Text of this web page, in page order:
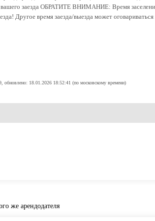
заезда ОБРАТИТЕ ВНИМАНИЕ: Время
Другое время заезда/выезда может
18.01.2026 18:52:41 (по московскому времени)
же арендодателя